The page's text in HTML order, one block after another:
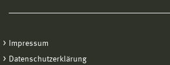
Impressum
Datenschutzerklärung